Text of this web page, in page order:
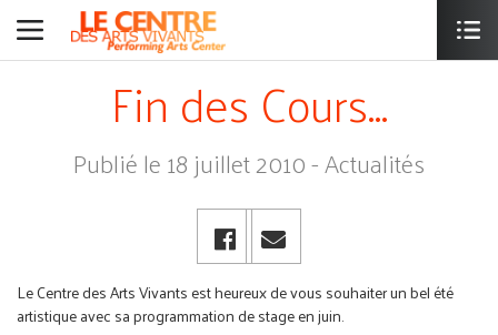
Fin des Cours...
Publié le 18 juillet 2010 - Actualités
Le Centre des Arts Vivants est heureux de vous souhaiter un bel été
artistique avec sa programmation de stage en juin.